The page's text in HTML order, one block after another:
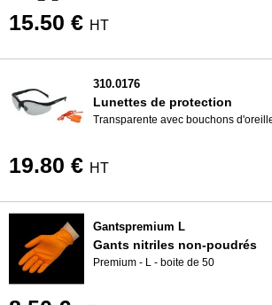
15.50 € HT
310.0176
Lunettes de protection
Transparente avec bouchons
19.80 € HT
Gantspremium L
Gants nitriles non-poudrés
Premium - L - boite de 50